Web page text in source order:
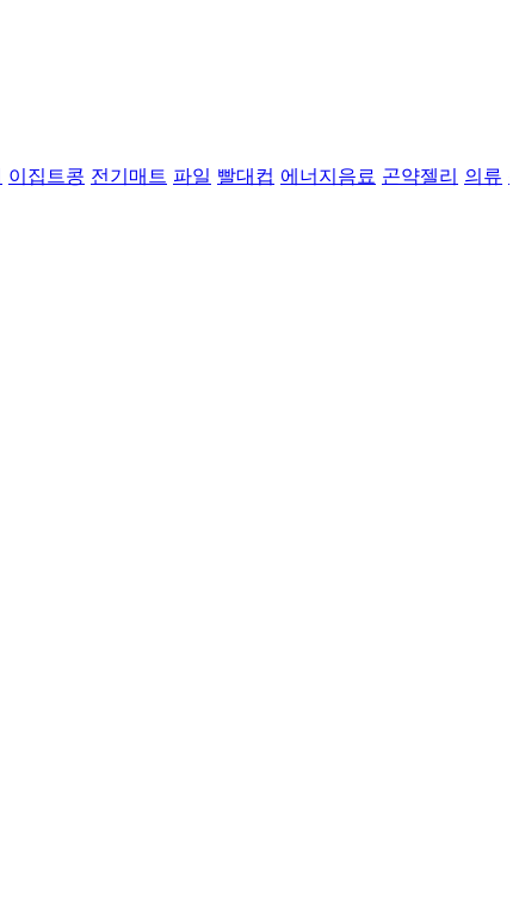
이집트콩 전기매트 파일 빨대컵 에너지음료 곤약젤리 의류